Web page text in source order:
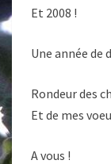
Et 2008 !
Une année de
Rondeur des
Et de mes
A vous !